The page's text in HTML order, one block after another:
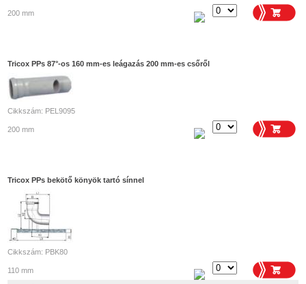
200 mm
Tricox PPs 87°-os 160 mm-es leágazás 200 mm-es csőről
Cikkszám: PEL9095
200 mm
Tricox PPs bekötő könyök tartó sínnel
Cikkszám: PBK80
110 mm